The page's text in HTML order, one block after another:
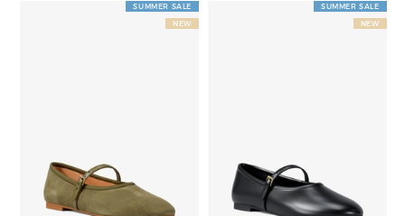
SUMMER SALE
NEW
SUMMER SALE
NEW